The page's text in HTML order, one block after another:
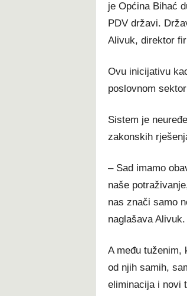
je Općina Bihać
PDV državi.
Alivuk, direktor
Ovu inicijativu
poslovnom
Sistem je
zakonskih
– Sad imamo
naše
nas znači samo
naglašava Alivuk.
A među tuženim,
od njih samih,
eliminacija i novi